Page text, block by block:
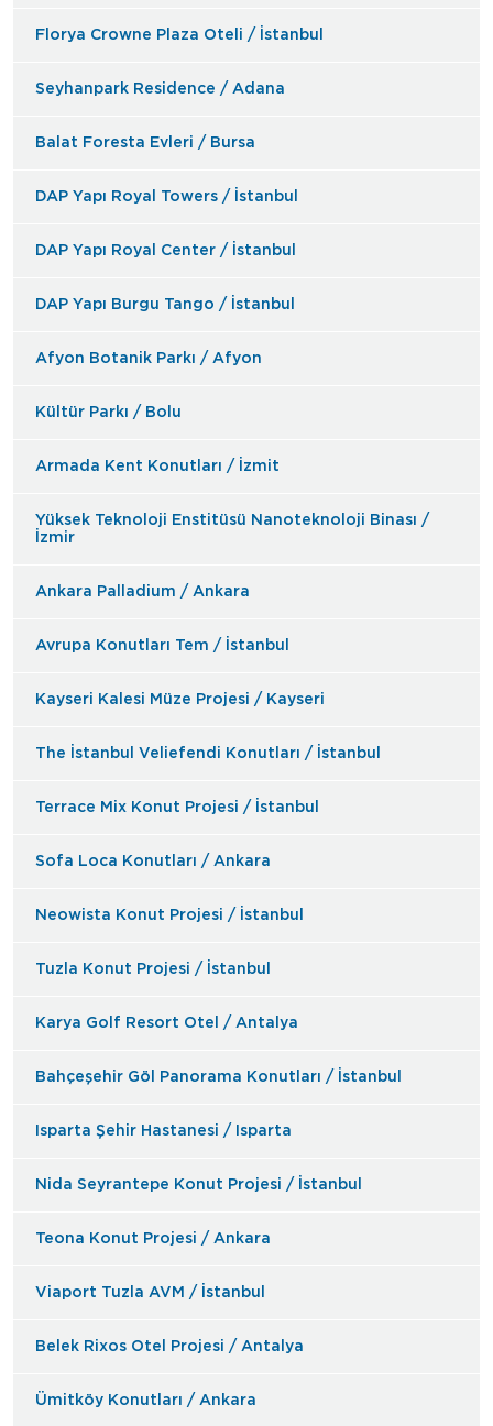
Florya Crowne Plaza Oteli / İstanbul
Seyhanpark Residence / Adana
Balat Foresta Evleri / Bursa
DAP Yapı Royal Towers / İstanbul
DAP Yapı Royal Center / İstanbul
DAP Yapı Burgu Tango / İstanbul
Afyon Botanik Parkı / Afyon
Kültür Parkı / Bolu
Armada Kent Konutları / İzmit
Yüksek Teknoloji Enstitüsü Nanoteknoloji Binası /
İzmir
Ankara Palladium / Ankara
Avrupa Konutları Tem / İstanbul
Kayseri Kalesi Müze Projesi / Kayseri
The İstanbul Veliefendi Konutları / İstanbul
Terrace Mix Konut Projesi / İstanbul
Sofa Loca Konutları / Ankara
Neowista Konut Projesi / İstanbul
Tuzla Konut Projesi / İstanbul
Karya Golf Resort Otel / Antalya
Bahçeşehir Göl Panorama Konutları / İstanbul
Isparta Şehir Hastanesi / Isparta
Nida Seyrantepe Konut Projesi / İstanbul
Teona Konut Projesi / Ankara
Viaport Tuzla AVM / İstanbul
Belek Rixos Otel Projesi / Antalya
Ümitköy Konutları / Ankara